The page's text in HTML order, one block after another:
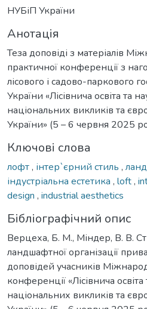
НУБіП України
Анотація
Теза доповіді з матеріалів
практичної конференції з
лісового і садово-паркового
України «Лісівнича освіта та
національних викликів та
України» (5 – 6 червня 2025
Ключові слова
лофт, інтер`єрний стиль ,
індустріальна естетика , loft,
design , industrial aesthetics
Бібліографічний опис
Верцеха, Б. М., Міндер, В. В.
ландшафтної організації
доповідей учасників
конференції «Лісівнича
національних викликів та